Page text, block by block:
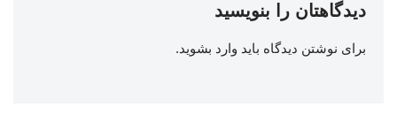
دیدگاهتان را بنویسید
برای نوشتن دیدگاه باید وارد بشوید.